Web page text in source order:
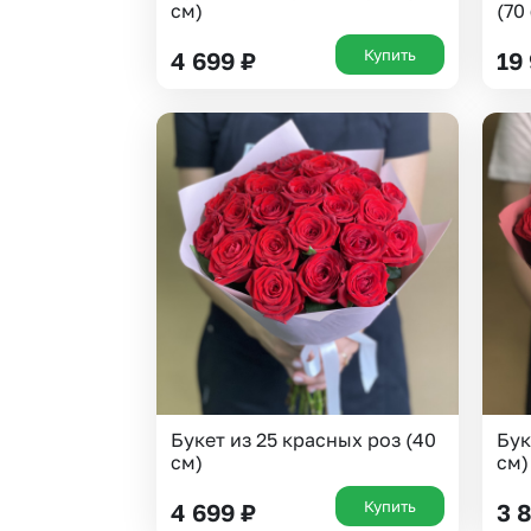
см)
4 699 ₽ Купить
(70
19
Букет из 25 красных роз (40
см)
4 699 ₽ Купить
см)
3